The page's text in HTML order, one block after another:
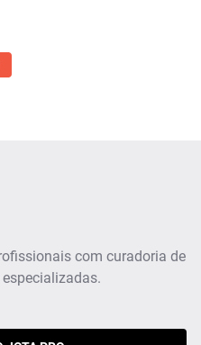
com curadoria de